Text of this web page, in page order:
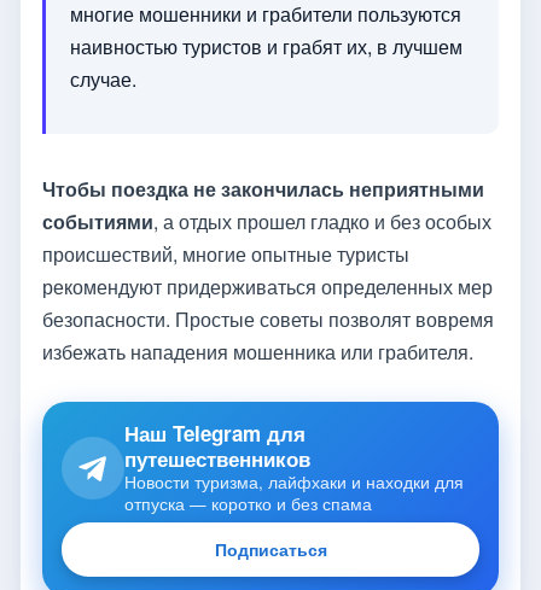
многие мошенники и грабители пользуются
наивностью туристов и грабят их, в лучшем
случае.
Чтобы поездка не закончилась неприятными
событиями, а отдых прошел гладко и без особых
происшествий, многие опытные туристы
рекомендуют придерживаться определенных мер
безопасности. Простые советы позволят вовремя
избежать нападения мошенника или грабителя.
Наш Telegram для
путешественников
Новости туризма, лайфхаки и находки для
отпуска — коротко и без спама
Подписаться